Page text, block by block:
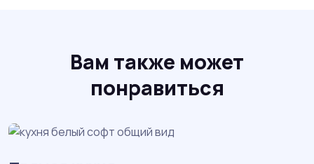
Вам также может
понравиться